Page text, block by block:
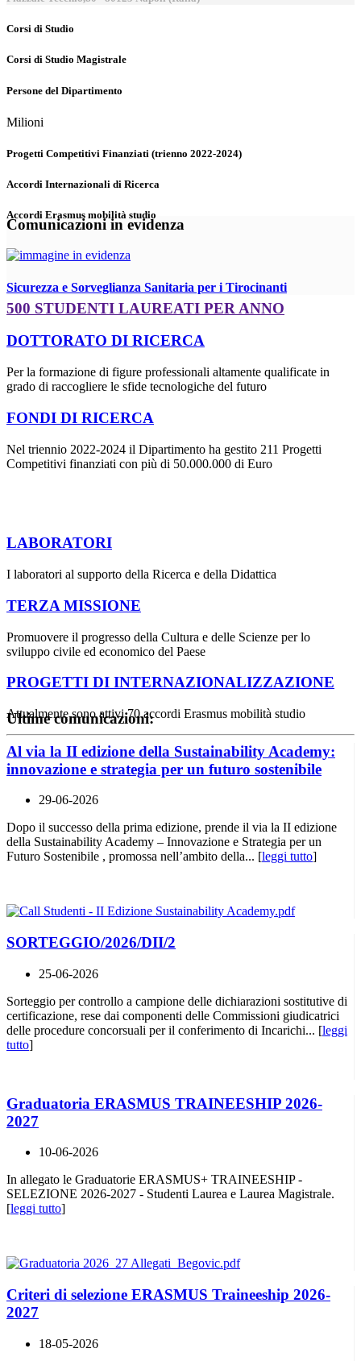
Corsi di Studio
Corsi di Studio Magistrale
Persone del Dipartimento
Milioni
Progetti Competitivi Finanziati (trienno 2022-2024)
Accordi Internazionali di Ricerca
Accordi Erasmus mobilità studio
Comunicazioni in evidenza
Sicurezza e Sorveglianza Sanitaria per i Tirocinanti
500 STUDENTI LAUREATI PER ANNO
DOTTORATO DI RICERCA
Per la formazione di figure professionali altamente qualificate in
grado di raccogliere le sfide tecnologiche del futuro
FONDI DI RICERCA
Nel triennio 2022-2024 il Dipartimento ha gestito 211 Progetti
Competitivi finanziati con più di 50.000.000 di Euro
LABORATORI
I laboratori al supporto della Ricerca e della Didattica
TERZA MISSIONE
Promuovere il progresso della Cultura e delle Scienze per lo
sviluppo civile ed economico del Paese
PROGETTI DI INTERNAZIONALIZZAZIONE
Attualmente sono attivi 70 accordi Erasmus mobilità studio
Ultime comunicazioni:
Al via la II edizione della Sustainability Academy:
innovazione e strategia per un futuro sostenibile
29-06-2026
Dopo il successo della prima edizione, prende il via la II edizione
della Sustainability Academy – Innovazione e Strategia per un
Futuro Sostenibile , promossa nell’ambito della... [leggi tutto]
SORTEGGIO/2026/DII/2
25-06-2026
Sorteggio per controllo a campione delle dichiarazioni sostitutive di
certificazione, rese dai componenti delle Commissioni giudicatrici
delle procedure concorsuali per il conferimento di Incarichi... [leggi
tutto]
Graduatoria ERASMUS TRAINEESHIP 2026-
2027
10-06-2026
In allegato le Graduatorie ERASMUS+ TRAINEESHIP -
SELEZIONE 2026-2027 - Studenti Laurea e Laurea Magistrale.
[leggi tutto]
Criteri di selezione ERASMUS Traineeship 2026-
2027
18-05-2026